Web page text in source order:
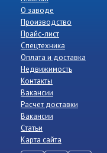
О заводе
Производство
Прайс-лист
Спецтехника
Оплата и доставка
Недвижимость
Контакты
Вакансии
Расчет доставки
Вакансии
Статьи
Карта сайта